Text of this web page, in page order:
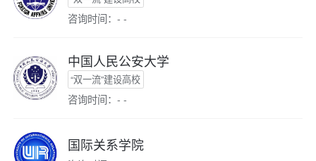
咨询时间：- -
中国人民公安大学
“双一流”建设高校
咨询时间：- -
国际关系学院